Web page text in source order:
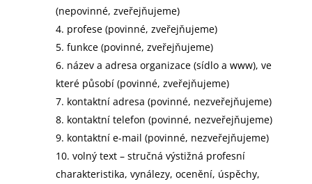
(nepovinné, zveřejňujeme)
profese (povinné, zveřejňujeme)
funkce (povinné, zveřejňujeme)
název a adresa organizace (sídlo a www), ve
které působí (povinné, zveřejňujeme)
kontaktní adresa (povinné, nezveřejňujeme)
kontaktní telefon (povinné, nezveřejňujeme)
kontaktní e-mail (povinné, nezveřejňujeme)
volný text – stručná výstižná profesní
charakteristika, vynálezy, ocenění, úspěchy,